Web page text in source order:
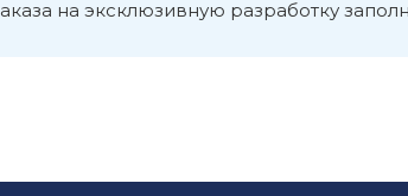
на эксклюзивную разработку